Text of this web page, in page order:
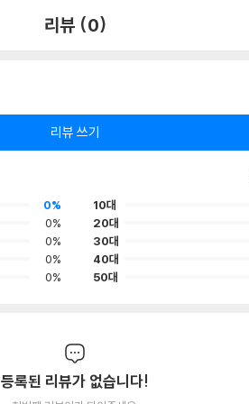
리뷰 (0)
리뷰 쓰기
0%
0%
0%
0%
0%
10대
20대
30대
40대
50대
등록된 리뷰가 없습니다!